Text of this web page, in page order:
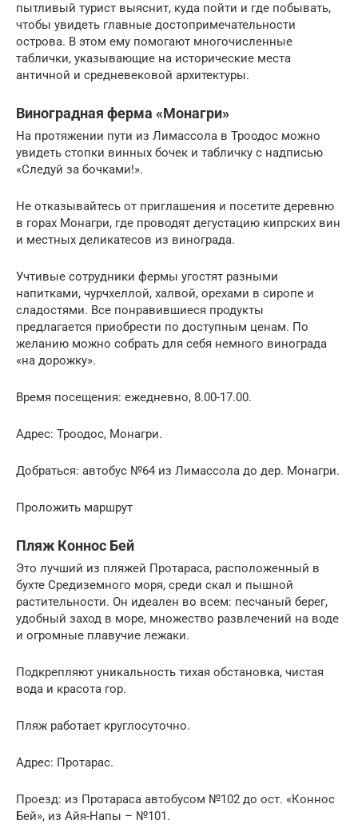
пытливый турист выяснит, куда пойти и где побывать,
чтобы увидеть главные достопримечательности
острова. В этом ему помогают многочисленные
таблички, указывающие на исторические места
античной и средневековой архитектуры.
Виноградная ферма «Монагри»
На протяжении пути из Лимассола в Троодос можно
увидеть стопки винных бочек и табличку с надписью
«Следуй за бочками!».
Не отказывайтесь от приглашения и посетите деревню
в горах Монагри, где проводят дегустацию кипрских вин
и местных деликатесов из винограда.
Учтивые сотрудники фермы угостят разными
напитками, чурчхеллой, халвой, орехами в сиропе и
сладостями. Все понравившиеся продукты
предлагается приобрести по доступным ценам. По
желанию можно собрать для себя немного винограда
«на дорожку».
Время посещения: ежедневно, 8.00-17.00.
Адрес: Троодос, Монагри.
Добраться: автобус №64 из Лимассола до дер. Монагри.
Проложить маршрут
Пляж Коннос Бей
Это лучший из пляжей Протараса, расположенный в
бухте Средиземного моря, среди скал и пышной
растительности. Он идеален во всем: песчаный берег,
удобный заход в море, множество развлечений на воде
и огромные плавучие лежаки.
Подкрепляют уникальность тихая обстановка, чистая
вода и красота гор.
Пляж работает круглосуточно.
Адрес: Протарас.
Проезд: из Протараса автобусом №102 до ост. «Коннос
Бей», из Айя-Напы – №101.